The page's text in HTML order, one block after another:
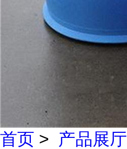
首页 > 产品展厅